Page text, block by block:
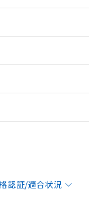
認証/適合状況